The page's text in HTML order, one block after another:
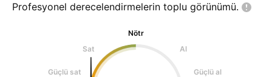
Profesyonel derecelendirmelerin toplu görünümü.
Nötr
Sat
Al
Güçlü sat Güçlü al